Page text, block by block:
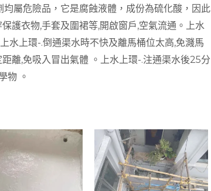
屬危險品，它是腐蝕液體，成份為硫化酸，因此
護衣物,手套及圍裙等,開啟窗戶,空氣流通。上水
水上環-.倒通渠水時不快及離馬桶位太高,免濺馬
離,免吸入冒出氣體 。上水上環-.注通渠水後25分
物 。